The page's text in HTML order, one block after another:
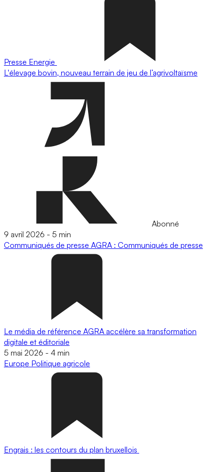
Presse Energie
L'élevage bovin, nouveau terrain de jeu de l’agrivoltaïsme
Abonné
9 avril 2026 - 5 min
Communiqués de presse AGRA : Communiqués de presse
Le média de référence AGRA accélère sa transformation
digitale et éditoriale
5 mai 2026 - 4 min
Europe Politique agricole
Engrais : les contours du plan bruxellois